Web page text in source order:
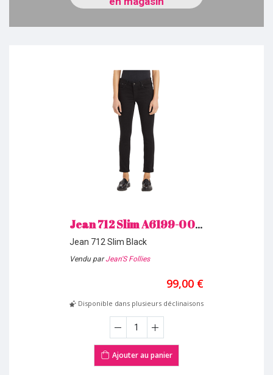
Jean 712 Slim A6199-0012 Black Levi's H26
Jean 712 Slim Black
Vendu parJean'S Follies
99,00 €
Disponible dans plusieurs déclinaisons
Ajouter au panier